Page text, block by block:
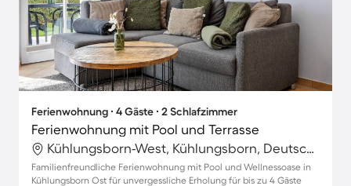
Ferienwohnung ∙ 4 Gäste ∙ 2 Schlafzimmer
Ferienwohnung mit Pool und Terrasse
Kühlungsborn-West, Kühlungsborn, Deutschland
Familienfreundliche Ferienwohnung mit Pool und Wellnessoase in
Kühlungsborn Ost für unvergessliche Erholung für bis zu 4 Gäste